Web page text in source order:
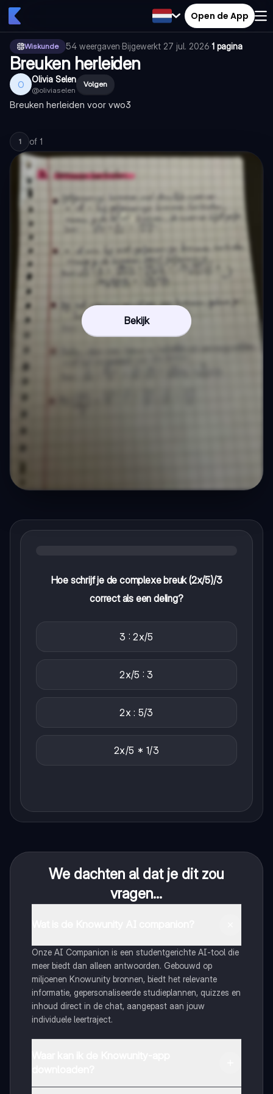
Open de App
Wiskunde 54 weergaven·Bijgewerkt 27 jul. 2026·1 pagina
Breuken herleiden
O Olivia Selen
@oliviaselen
Volgen
Breuken herleiden voor vwo3
1 of 1
Bekijk
Hoe schrijf je de complexe breuk (2x/5)/3
correct als een deling?
3 : 2x/5
2x/5 : 3
2x : 5/3
2x/5 * 1/3
We dachten al dat je dit zou
vragen...
Onze AI Companion is een studentgerichte AI-tool die
meer biedt dan alleen antwoorden. Gebouwd op
miljoenen Knowunity bronnen, biedt het relevante
informatie, gepersonaliseerde studieplannen, quizzes en
inhoud direct in de chat, aangepast aan jouw
individuele leertraject.